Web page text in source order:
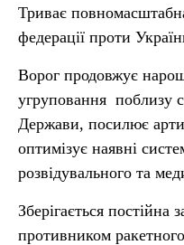
Триває
федерації проти
Ворог продовжує
угруповання поблизу
Держави, посилює
оптимізує наявні
розвідувального та
Зберігається постійна
противником